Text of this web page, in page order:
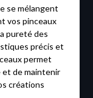
se mélangent
vos pinceaux
pureté des
précis et
permet
et de maintenir
créations